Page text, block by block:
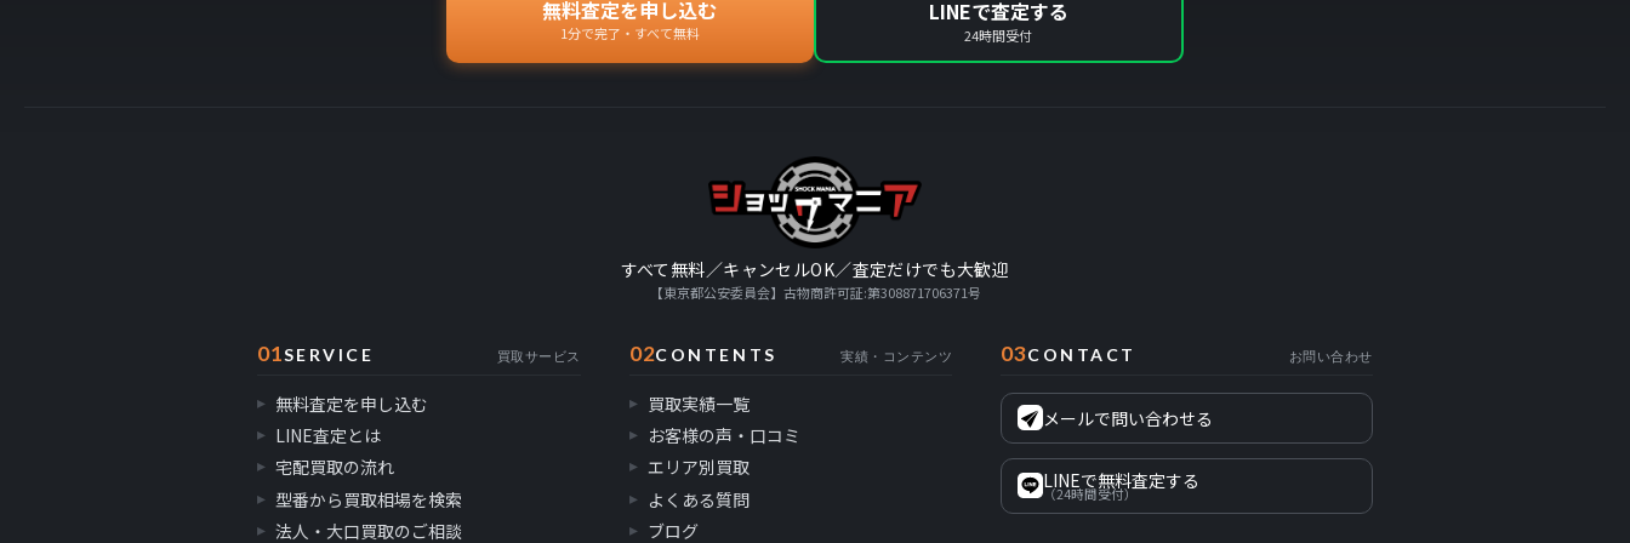
無料査定を申し込む
1分で完了・すべて無料
LINEで査定する
24時間受付
すべて無料／キャンセルOK／査定だけでも大歓迎
【東京都公安委員会】古物商許可証:第308871706371号
01SERVICE 買取サービス
無料査定を申し込む
LINE査定とは
宅配買取の流れ
型番から買取相場を検索
法人・大口買取のご相談
02CONTENTS 実績・コンテンツ
買取実績一覧
お客様の声・口コミ
エリア別買取
よくある質問
ブログ
03CONTACT お問い合わせ
メールで問い合わせる
LINEで無料査定する
（24時間受付）